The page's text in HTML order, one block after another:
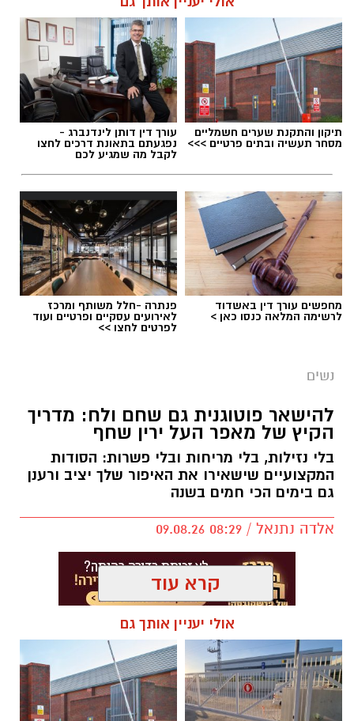
תיקון והתקנת שערים חשמליים
מסחר תעשיה ובתים פרטיים >>>
עורך דין דותן לינדנברג -
נפגעתם בתאונת דרכים לחצו
לקבל מה שמגיע לכם
מחפשים עורך דין באשדוד
לרשימה המלאה כנסו כאן >
פנתרה -חלל משותף ומרכז
לאירועים עסקיים ופרטיים ועוד
לפרטים לחצו >>
נשים
להישאר פוטוגנית גם שחם ולח: מדריך
הקיץ של מאפר העל ירין שחף
בלי נזילות, בלי מריחות ובלי פשרות: הסודות
המקצועיים שישאירו את האיפור שלך יציב ורענן
גם בימים הכי חמים בשנה
אלדה נתנאל / 08:29 09.08.26
תגים:ירין שחף
הקיץ הישראלי מציב בפנינו אתגר ביוטי לא פשוט
בכל בוקר מחדש: איך יוצאים מהבית מאופרים
קרא עוד
אולי יעניין אותך גם